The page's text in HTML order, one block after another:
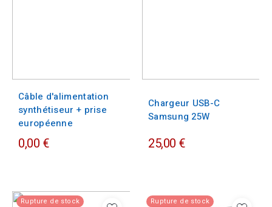
Câble d'alimentation
synthétiseur + prise
européenne
0,00 €
Chargeur USB-C
Samsung 25W
25,00 €
Rupture de stock Rupture de stock